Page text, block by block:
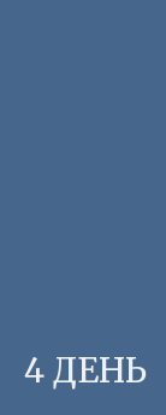
4 ДЕНЬ